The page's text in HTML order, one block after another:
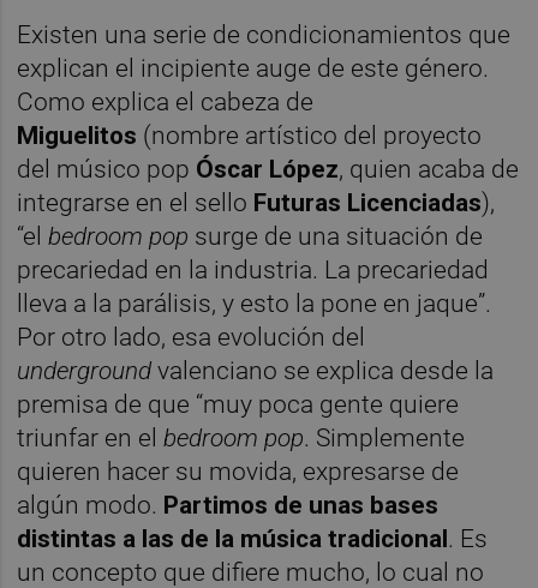
Existen una serie de condicionamientos que
explican el incipiente auge de este género.
Como explica el cabeza de
Miguelitos (nombre artístico del proyecto
del músico pop Óscar López, quien acaba de
integrarse en el sello Futuras Licenciadas),
“elbedroom pop surge de una situación de
precariedad en la industria. La precariedad
lleva a la parálisis, y esto la pone en jaque”.
Por otro lado, esa evolución del
undergroundvalenciano se explica desde la
premisa de que “muy poca gente quiere
triunfar en elbedroom pop. Simplemente
quieren hacer su movida, expresarse de
algún modo. Partimos de unas bases
distintas a las de la música tradicional. Es
un concepto que difiere mucho, lo cual no